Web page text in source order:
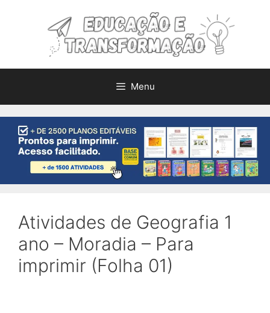
Menu
Atividades de Geografia 1
ano – Moradia – Para
imprimir (Folha 01)